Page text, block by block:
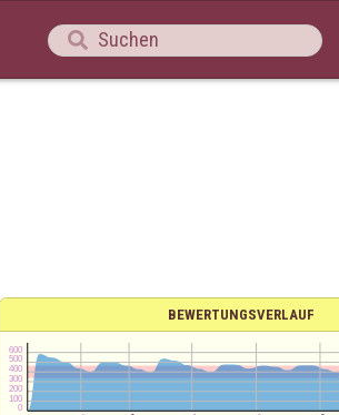

BEWERTUNGSVERLAUF